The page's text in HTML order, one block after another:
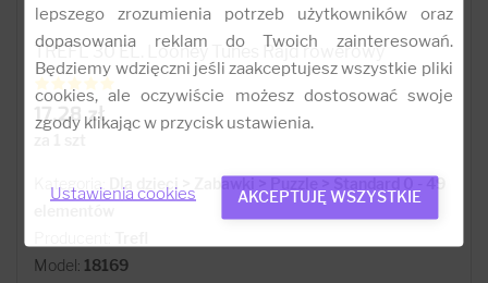
TREFL 30 EL. Looney Tunes Rajd rowerowy
17.28 zł
Kategoria:
Dla dzieci > Zabawki > Puzzle > Standard 0 - 49
Model: 18169
lepszego zrozumienia potrzeb użytkowników oraz
dopasowania reklam do Twoich zainteresowań.
Będziemy wdzięczni jeśli zaakceptujesz wszystkie pliki
cookies, ale oczywiście możesz dostosować swoje
zgody klikając w przycisk ustawienia.
Ustawienia cookies AKCEPTUJĘ WSZYSTKIE